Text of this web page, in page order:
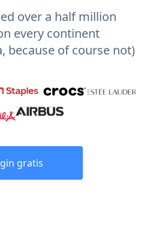
over a half million
every continent
because of course not)
gratis